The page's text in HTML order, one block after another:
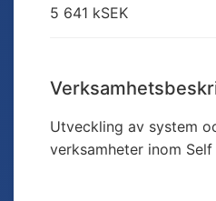
5 641 kSEK
Utveckling av system
verksamheter inom